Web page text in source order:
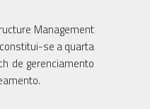
Management
se a quarta
de gerenciamento